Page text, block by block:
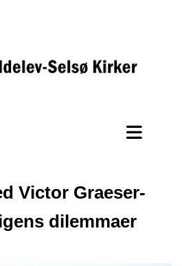
Victor Graeser-
dilemmaer